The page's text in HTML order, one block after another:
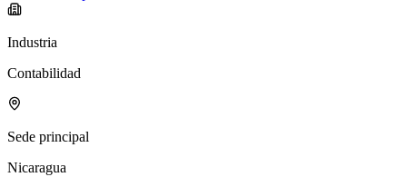
Industria
Contabilidad
Sede principal
Nicaragua